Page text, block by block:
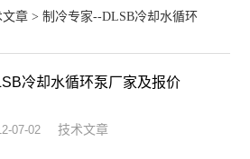
文章 > 制冷专家--DLSB冷却水循环
冷却水循环泵厂家及报价
07-02 技术文章